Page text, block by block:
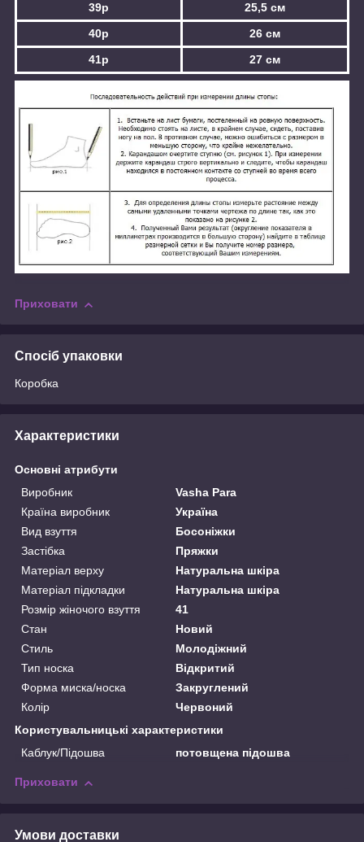
39р
25,5 см
40р
26 см
41р
27 см
Приховати
Спосіб упаковки
Коробка
Характеристики
Основні атрибути
Виробник
Vasha Para
Країна виробник
Україна
Вид взуття
Босоніжки
Застібка
Пряжки
Матеріал верху
Натуральна шкіра
Матеріал підкладки
Натуральна шкіра
Розмір жіночого взуття
41
Стан
Новий
Стиль
Молодіжний
Тип носка
Відкритий
Форма миска/носка
Закруглений
Колір
Червоний
Користувальницькі характеристики
Каблук/Підошва
потовщена підошва
Приховати
Умови доставки